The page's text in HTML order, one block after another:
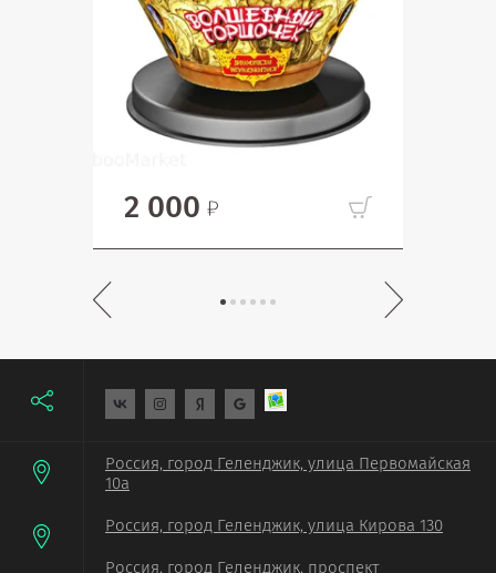
2 000
Россия, город Геленджик, улица Первомайская
10а
Россия, город Геленджик, улица Кирова 130
Россия, город Геленджик, проспект